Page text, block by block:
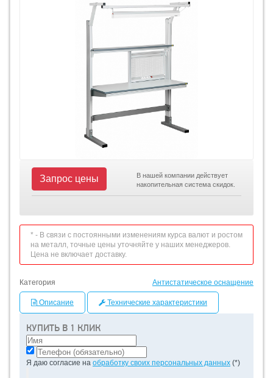
КУПИТЬ В 1 КЛИК
Я даю согласие на обработку своих персональных данных (*)
Запрос цены
В нашей компании действует
накопительная система скидок.
* - В связи с постоянными изменениям курса валют и ростом
на металл, точные цены уточняйте у наших менеджеров.
Цена не включает доставку.
Категория Антистатическое оснащение
Описание Технические характеристики